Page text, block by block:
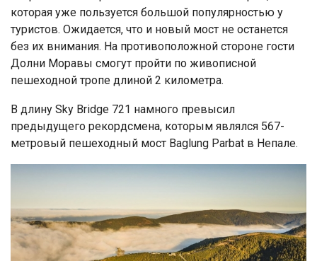
которая уже пользуется большой популярностью у
туристов. Ожидается, что и новый мост не останется
без их внимания. На противоположной стороне гости
Долни Моравы смогут пройти по живописной
пешеходной тропе длиной 2 километра.
В длину Sky Bridge 721 намного превысил
предыдущего рекордсмена, которым являлся 567-
метровый пешеходный мост Baglung Parbat в Непале.